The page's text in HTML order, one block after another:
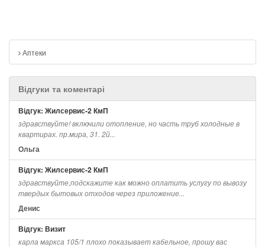
Аптеки
Відгуки та коментарі
Відгук: Жилсервис-2 КмП
здравствуйте! включили отопление, но часть труб холодные в
квартирах. пр.мира, 31. 2й...
Ольга
Відгук: Жилсервис-2 КмП
здравствуйте,подскажите как можно оплатить услугу по вывозу
твердых бытовых отходов через приложение...
Денис
Відгук: Визит
карла маркса 105/1 плохо показывает кабельное, прошу вас